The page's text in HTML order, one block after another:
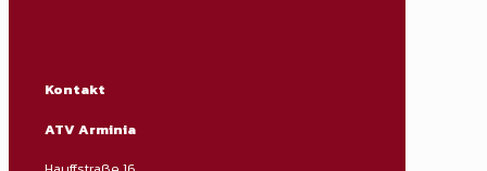
Kontakt
ATV Arminia